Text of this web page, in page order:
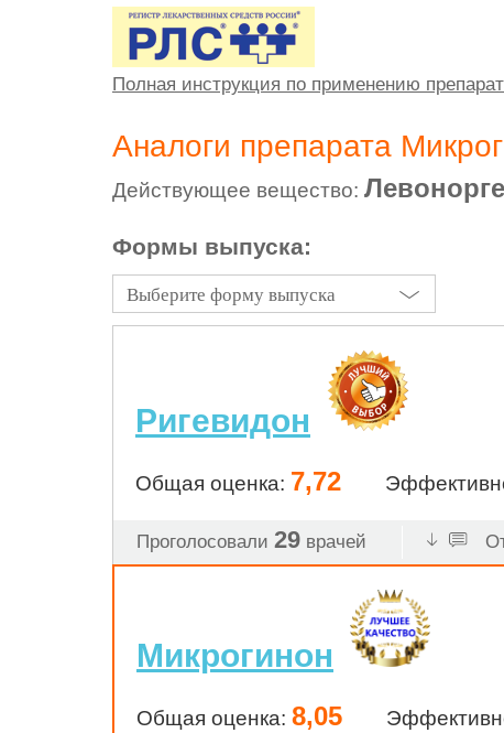
Полная инструкция по применению
Аналоги препарата
Действующее вещество:
Формы выпуска:
Выберите форму выпуска
Ригевидон
Общая оценка: 7,72
Проголосовали 29 врачей
Микрогинон
Общая оценка: 8,05